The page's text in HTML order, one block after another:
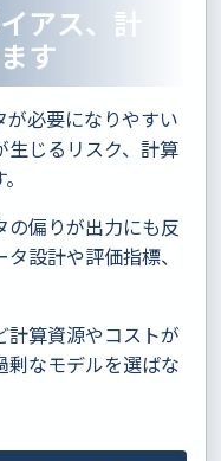
アス、計
す
必要になりやすい
生じるリスク、計算
の偏りが出力にも反
設計や評価指標、
計算資源やコストが
なモデルを選ばな